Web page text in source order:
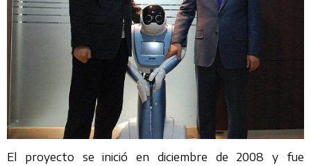
El proyecto se inició en diciembre de 2008 y fue